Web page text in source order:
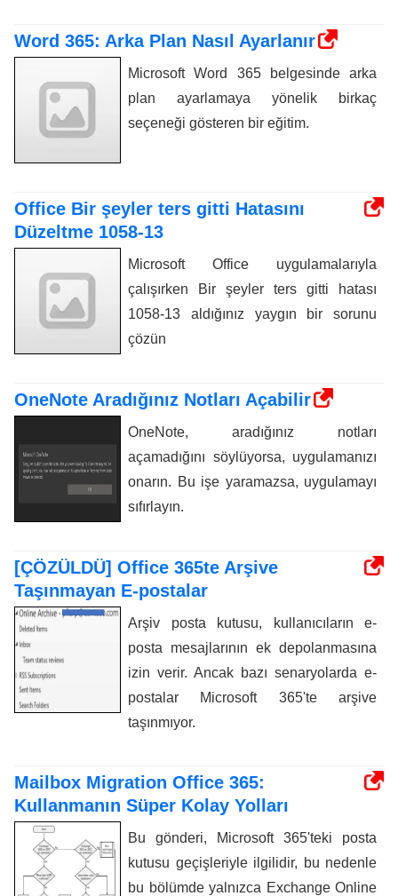
Word 365: Arka Plan Nasıl Ayarlanır
Microsoft Word 365 belgesinde arka
plan ayarlamaya yönelik birkaç
seçeneği gösteren bir eğitim.
Office Bir şeyler ters gitti Hatasını
Düzeltme 1058-13
Microsoft Office uygulamalarıyla
çalışırken Bir şeyler ters gitti hatası
1058-13 aldığınız yaygın bir sorunu
çözün
OneNote Aradığınız Notları Açabilir
OneNote, aradığınız notları
açamadığını söylüyorsa, uygulamanızı
onarın. Bu işe yaramazsa, uygulamayı
sıfırlayın.
[ÇÖZÜLDÜ] Office 365te Arşive
Taşınmayan E-postalar
Arşiv posta kutusu, kullanıcıların e-
posta mesajlarının ek depolanmasına
izin verir. Ancak bazı senaryolarda e-
postalar Microsoft 365'te arşive
taşınmıyor.
Mailbox Migration Office 365:
Kullanmanın Süper Kolay Yolları
Bu gönderi, Microsoft 365'teki posta
kutusu geçişleriyle ilgilidir, bu nedenle
bu bölümde yalnızca Exchange Online